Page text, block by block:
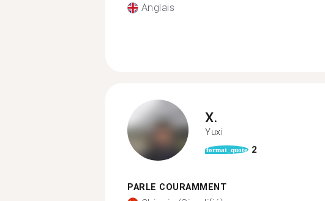
Anglais
X.
Yuxi
format_quote 2
PARLE COURAMMENT